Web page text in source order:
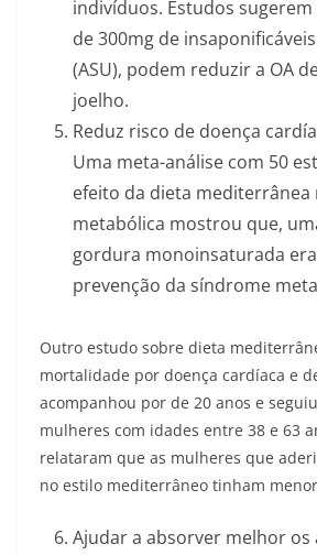
indivíduos. Estudos
de 300mg de
(ASU), podem reduzir a OA
joelho.
Reduz risco de doença
Uma meta-análise com 50
efeito da dieta
metabólica mostrou que,
gordura monoinsaturada
prevenção da síndrome
Outro estudo sobre dieta
mortalidade por doença cardíaca e
acompanhou por de 20 anos e
mulheres com idades entre 38 e 63
relataram que as mulheres que
no estilo mediterrâneo tinham
Ajudar a absorver melhor os